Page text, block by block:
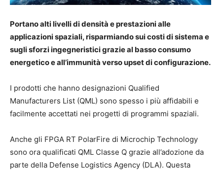
Portano alti livelli di densità e prestazioni alle
applicazioni spaziali, risparmiando sui costi di sistema e
sugli sforzi ingegneristici grazie al basso consumo
energetico e all’immunità verso upset di configurazione.
I prodotti che hanno designazioni Qualified
Manufacturers List (QML) sono spesso i più affidabili e
facilmente accettati nei progetti di programmi spaziali.
Anche gli FPGA RT PolarFire di Microchip Technology
sono ora qualificati QML Classe Q grazie all’adozione da
parte della Defense Logistics Agency (DLA). Questa